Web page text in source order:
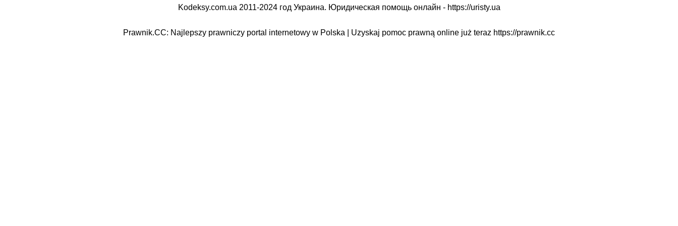
Kodeksy.com.ua 2011-2024 год Украина. Юридическая помощь онлайн - https://uristy.ua
Prawnik.CC: Najlepszy prawniczy portal internetowy w Polska | Uzyskaj pomoc prawną online już teraz https://prawnik.cc